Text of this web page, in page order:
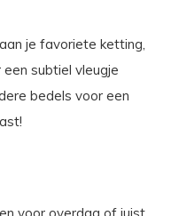
aan je favoriete ketting,
subtiel vleugje
bedels voor een